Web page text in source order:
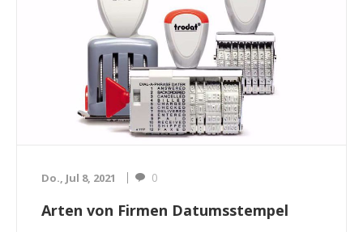
Do., Jul 8, 2021 0
Arten von Firmen Datumsstempel